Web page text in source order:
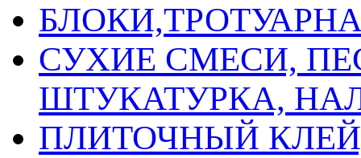
СУХИЕ СМЕСИ,
ШТУКАТУРКА,
ПЛИТОЧНЫЙ